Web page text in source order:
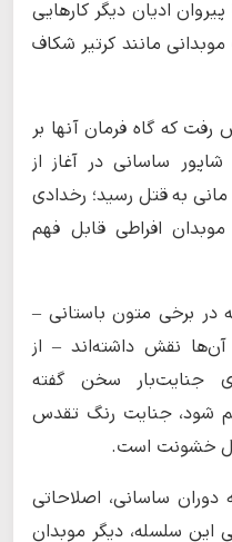
ادیان دیگر کارهایی
مانند کرتیر شکاف
که گاه فرمان آنها بر
ساسانی در آغاز از
مانی به قتل رسید؛ رخدادی
افراطی قابل فهم
برخی متون باستانی –
نقش داشته‌اند – از
جنایت‌بار سخن گفته
شود، جنایت رنگ تقدس
خشونت است.
دوران ساسانی، اصلاحاتی
سلسله، دیگر موبدان